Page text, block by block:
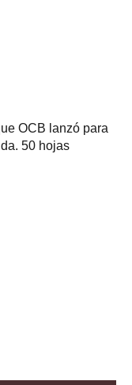
OCB lanzó para
50 hojas